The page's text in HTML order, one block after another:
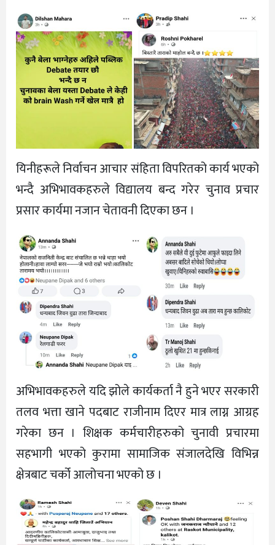
यिनीहरूले निर्वाचन आचार संहिता विपरितको कार्य भएको
भन्दै अभिभावकहरुले विद्यालय बन्द गरेर चुनाव प्रचार
प्रसार कार्यमा नजान चेतावनी दिएका छन ।
अभिभावकहरुले यदि झोले कार्यकर्ता नै हुने भएर सरकारी
तलव भत्ता खाने पदबाट राजीनाम दिएर मात्र लाग्न आग्रह
गरेका छन । शिक्षक कर्मचारीहरुको चुनावी प्रचारमा
सहभागी भएको कुरामा सामाजिक संजालदेखि विभिन्न
क्षेत्रबाट चर्को आलोचना भएको छ ।